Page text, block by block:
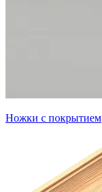
Ножки с покрытием